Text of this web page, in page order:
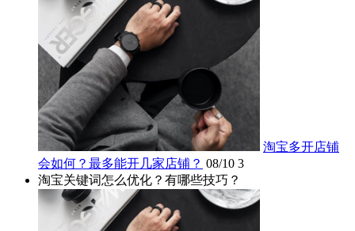
淘宝多开店铺
会如何？最多能开几家店铺？ 08/10 3
淘宝关键词怎么优化？有哪些技巧？